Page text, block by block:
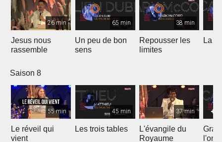
26 min
Jesus nous
rassemble
65 min
Un peu de bon
sens
38 min
Repousser les
limites
La
Saison 8
55 min
Le réveil qui
vient
45 min
Les trois tables
37 min
L'évangile du
Royaume